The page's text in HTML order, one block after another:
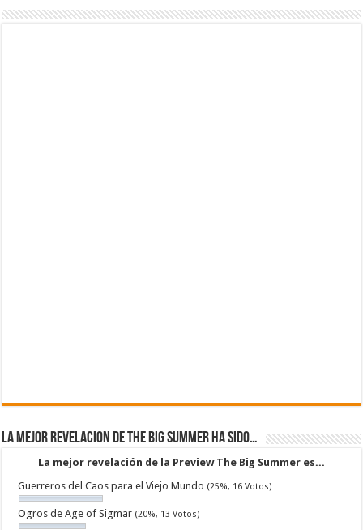
La mejor revelacion de The Big Summer ha sido…
La mejor revelación de la Preview The Big Summer es...
Guerreros del Caos para el Viejo Mundo (25%, 16 Votos)
Ogros de Age of Sigmar (20%, 13 Votos)